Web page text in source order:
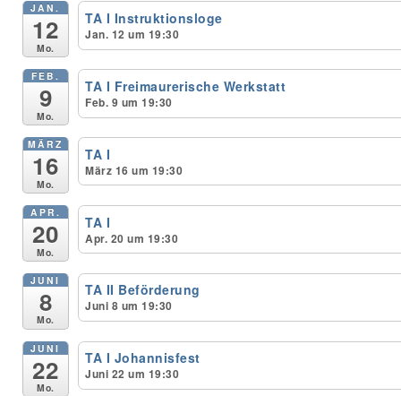
Unser Bijou
VS-Blog
Termine & Gäste
Kontakt / Anfahrt
VS-Intern
JAN.
12
Mo.
TA I Instruktionsloge
Jan. 12 um 19:30
FEB.
9
Mo.
TA I Freimaurerische Werkstatt
Feb. 9 um 19:30
MÄRZ
16
Mo.
TA I
März 16 um 19:30
APR.
20
Mo.
TA I
Apr. 20 um 19:30
JUNI
8
Mo.
TA II Beförderung
Juni 8 um 19:30
JUNI
22
Mo.
TA I Johannisfest
Juni 22 um 19:30